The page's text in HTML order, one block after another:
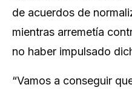
de acuerdos de
mientras arremetía
no haber impulsado
“Vamos a conseguir